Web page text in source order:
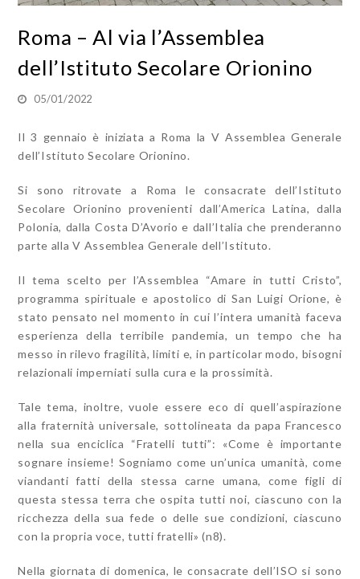
Roma – Al via l’Assemblea
dell’Istituto Secolare Orionino
05/01/2022
Il 3 gennaio è iniziata a Roma la V Assemblea Generale
dell’Istituto Secolare Orionino.
Si sono ritrovate a Roma le consacrate dell’Istituto
Secolare Orionino provenienti dall’America Latina, dalla
Polonia, dalla Costa D’Avorio e dall’Italia che prenderanno
parte alla V Assemblea Generale dell’Istituto.
Il tema scelto per l’Assemblea “Amare in tutti Cristo”,
programma spirituale e apostolico di San Luigi Orione, è
stato pensato nel momento in cui l’intera umanità faceva
esperienza della terribile pandemia, un tempo che ha
messo in rilevo fragilità, limiti e, in particolar modo, bisogni
relazionali imperniati sulla cura e la prossimità.
Tale tema, inoltre, vuole essere eco di quell’aspirazione
alla fraternità universale, sottolineata da papa Francesco
nella sua enciclica “Fratelli tutti”: «Come è importante
sognare insieme! Sogniamo come un’unica umanità, come
viandanti fatti della stessa carne umana, come figli di
questa stessa terra che ospita tutti noi, ciascuno con la
ricchezza della sua fede o delle sue condizioni, ciascuno
con la propria voce, tutti fratelli» (n8).
Nella giornata di domenica, le consacrate dell’ISO si sono